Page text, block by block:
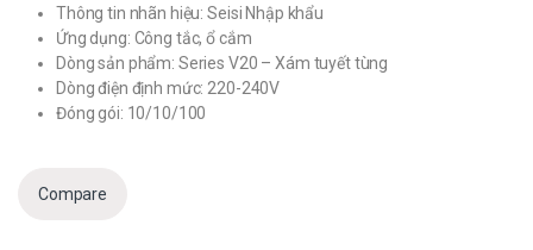
Thông tin nhãn hiệu: Seisi Nhập khẩu
Ứng dụng: Công tắc, ổ cắm
Dòng sản phẩm: Series V20 – Xám tuyết tùng
Dòng điện định mức: 220-240V
Đóng gói: 10/10/100
Compare